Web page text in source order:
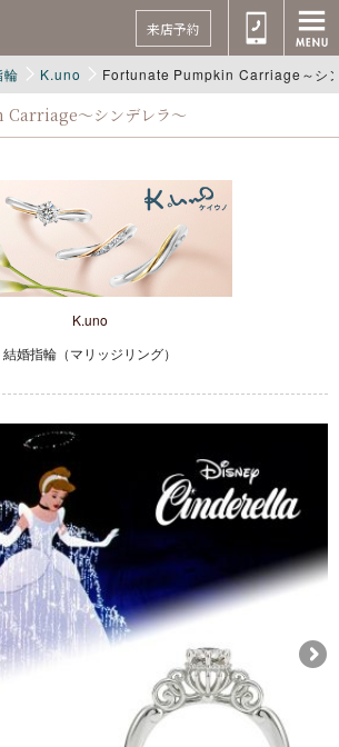
来店予約
輪 K.uno Fortunate Pumpkin Carriage～シ
～シンデレラ～
K.uno
結婚指輪（マリッジリング）